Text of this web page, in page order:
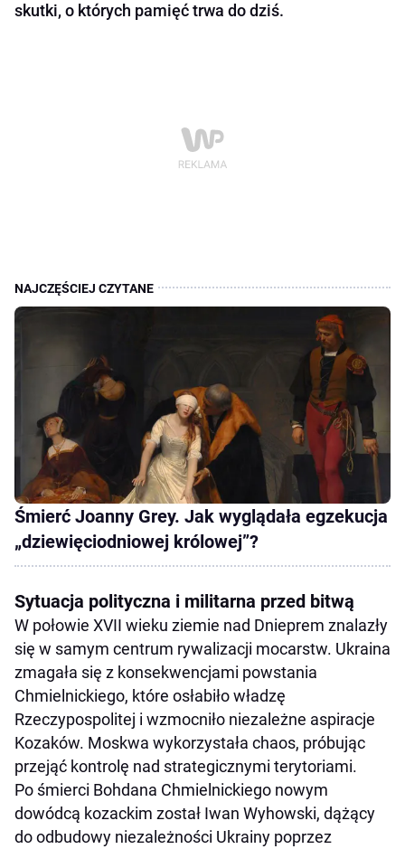
skutki, o których pamięć trwa do dziś.
Śmierć Joanny Grey. Jak wyglądała egzekucja
„dziewięciodniowej królowej”?
Sytuacja polityczna i militarna przed bitwą
W połowie XVII wieku ziemie nad Dnieprem znalazły
się w samym centrum rywalizacji mocarstw. Ukraina
zmagała się z konsekwencjami powstania
Chmielnickiego, które osłabiło władzę
Rzeczypospolitej i wzmocniło niezależne aspiracje
Kozaków. Moskwa wykorzystała chaos, próbując
przejąć kontrolę nad strategicznymi terytoriami.
Po śmierci Bohdana Chmielnickiego nowym
dowódcą kozackim został Iwan Wyhowski, dążący
do odbudowy niezależności Ukrainy poprzez